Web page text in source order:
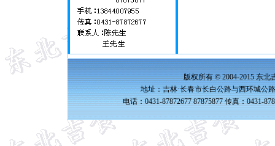
版权所有 © 2004-2015 东北
地址：吉林·长春市长白公路与西环城公
电话：0431-87872677 87875877 传真：0431-